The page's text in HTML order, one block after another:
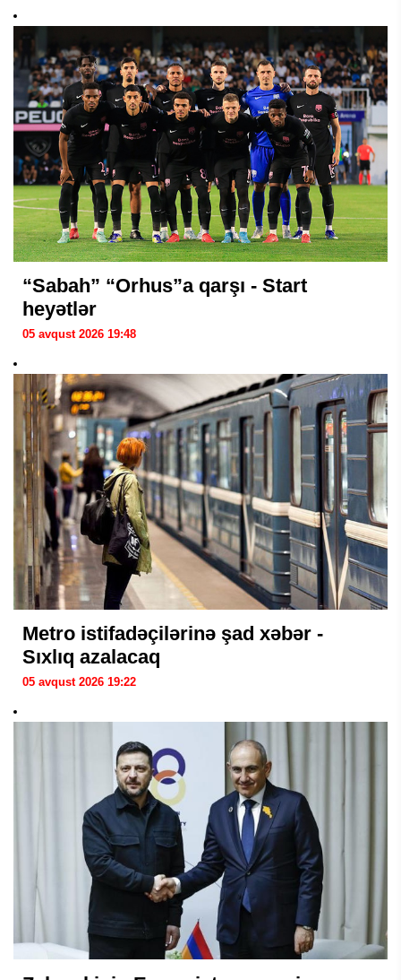
“Sabah” “Orhus”a qarşı - Start
heyətlər
05 avqust 2026 19:48
Metro istifadəçilərinə şad xəbər -
Sıxlıq azalacaq
05 avqust 2026 19:22